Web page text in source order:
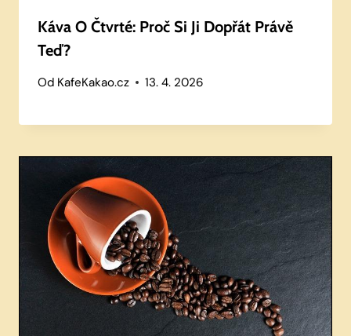
Káva O Čtvrté: Proč Si Ji Dopřát Právě
Teď?
Od KafeKakao.cz 13. 4. 2026